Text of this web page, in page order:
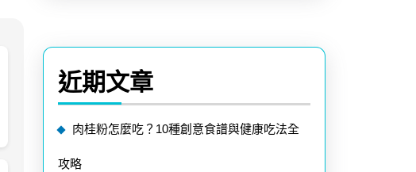
近期文章
肉桂粉怎麼吃？10種創意食譜與健康吃法全
攻略